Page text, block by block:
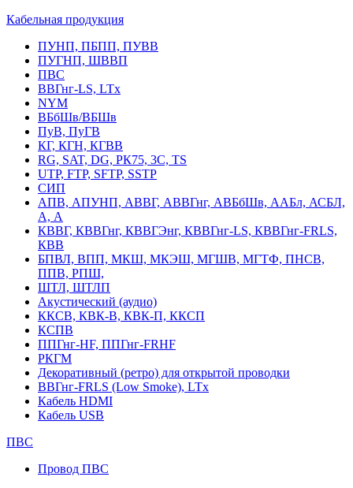
Кабельная продукция
ПУНП, ПБПП, ПУВВ
ПУГНП, ШВВП
ПВС
ВВГнг-LS, LTx
NYM
ВБбШв/ВБШв
ПуВ, ПуГВ
КГ, КГН, КГВВ
RG, SAT, DG, РК75, 3С, TS
UTP, FTP, SFTP, SSTP
СИП
АПВ, АПУНП, АВВГ, АВВГнг, АВБбШв, ААБл, АСБЛ,
А, А
КВВГ, КВВГнг, КВВГЭнг, КВВГнг-LS, КВВГнг-FRLS,
КВВ
БПВЛ, ВПП, МКШ, МКЭШ, МГШВ, МГТФ, ПНСВ,
ППВ, РПШ,
ШТЛ, ШТЛП
Акустический (аудио)
ККСВ, КВК-В, КВК-П, ККСП
КСПВ
ППГнг-HF, ППГнг-FRHF
РКГМ
Декоративный (ретро) для открытой проводки
ВВГнг-FRLS (Low Smoke), LTx
Кабель HDMI
Кабель USB
ПВС
Провод ПВС